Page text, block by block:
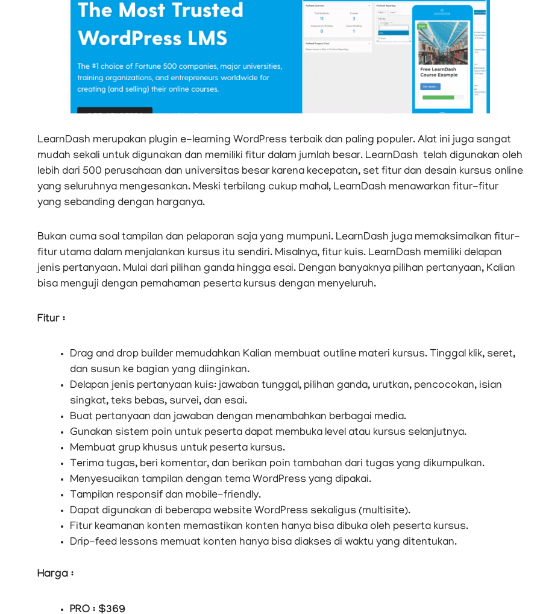
LearnDash merupakan plugin e-learning WordPress terbaik dan paling populer. Alat ini juga sangat
mudah sekali untuk digunakan dan memiliki fitur dalam jumlah besar. LearnDash telah digunakan oleh
lebih dari 500 perusahaan dan universitas besar karena kecepatan, set fitur dan desain kursus online
yang seluruhnya mengesankan. Meski terbilang cukup mahal, LearnDash menawarkan fitur-fitur
yang sebanding dengan harganya.
Bukan cuma soal tampilan dan pelaporan saja yang mumpuni. LearnDash juga memaksimalkan fitur-
fitur utama dalam menjalankan kursus itu sendiri. Misalnya, fitur kuis. LearnDash memiliki delapan
jenis pertanyaan. Mulai dari pilihan ganda hingga esai. Dengan banyaknya pilihan pertanyaan, Kalian
bisa menguji dengan pemahaman peserta kursus dengan menyeluruh.
Fitur :
Drag and drop builder memudahkan Kalian membuat outline materi kursus. Tinggal klik, seret,
dan susun ke bagian yang diinginkan.
Delapan jenis pertanyaan kuis: jawaban tunggal, pilihan ganda, urutkan, pencocokan, isian
singkat, teks bebas, survei, dan esai.
Buat pertanyaan dan jawaban dengan menambahkan berbagai media.
Gunakan sistem poin untuk peserta dapat membuka level atau kursus selanjutnya.
Membuat grup khusus untuk peserta kursus.
Terima tugas, beri komentar, dan berikan poin tambahan dari tugas yang dikumpulkan.
Menyesuaikan tampilan dengan tema WordPress yang dipakai.
Tampilan responsif dan mobile-friendly.
Dapat digunakan di beberapa website WordPress sekaligus (multisite).
Fitur keamanan konten memastikan konten hanya bisa dibuka oleh peserta kursus.
Drip-feed lessons memuat konten hanya bisa diakses di waktu yang ditentukan.
Harga :
PRO : $369